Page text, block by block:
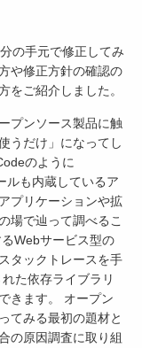
の手元で修正してみ
や修正方針の確認の
をご紹介しました。
プンソース製品に触
うだけ」になってし
のように
ルも内蔵しているア
プリケーションや拡
場で辿って調べるこ
Webサービス型の
タックトレースを手
た依存ライブラリ
きます。 オープン
てみる最初の題材と
の原因調査に取り組